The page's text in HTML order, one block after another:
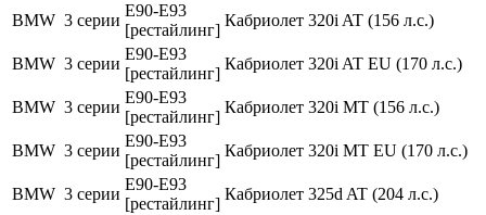
BMW 3 серии
E90-E93
[рестайлинг]
Кабриолет 320i AT (156 л.с.)
BMW 3 серии
E90-E93
[рестайлинг]
Кабриолет 320i AT EU (170 л.с.)
BMW 3 серии
E90-E93
[рестайлинг]
Кабриолет 320i MT (156 л.с.)
BMW 3 серии
E90-E93
[рестайлинг]
Кабриолет 320i MT EU (170 л.с.)
BMW 3 серии
E90-E93
[рестайлинг]
Кабриолет 325d AT (204 л.с.)